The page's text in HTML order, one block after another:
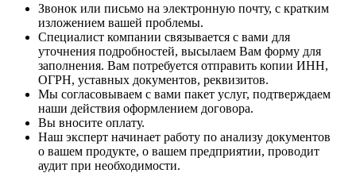
Звонок или письмо на электронную почту, с кратким
изложением вашей проблемы.
Специалист компании связывается с вами для
уточнения подробностей, высылаем Вам форму для
заполнения. Вам потребуется отправить копии ИНН,
ОГРН, уставных документов, реквизитов.
Мы согласовываем с вами пакет услуг, подтверждаем
наши действия оформлением договора.
Вы вносите оплату.
Наш эксперт начинает работу по анализу документов
о вашем продукте, о вашем предприятии, проводит
аудит при необходимости.